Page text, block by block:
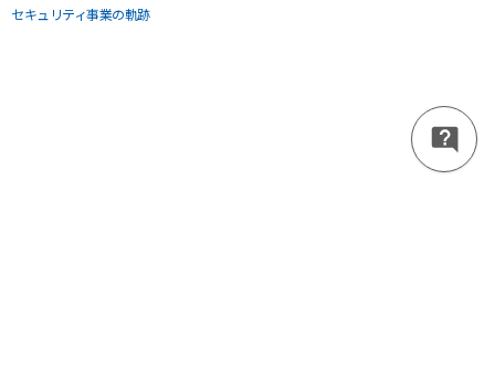
セキュリティ事業の軌跡